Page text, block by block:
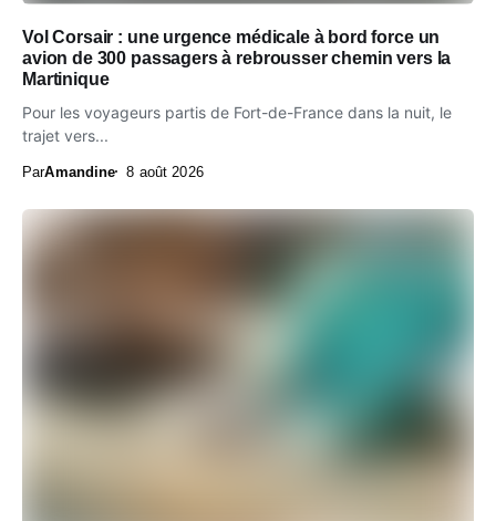
Vol Corsair : une urgence médicale à bord force un
avion de 300 passagers à rebrousser chemin vers la
Martinique
Pour les voyageurs partis de Fort-de-France dans la nuit, le
trajet vers...
ParAmandine 8 août 2026